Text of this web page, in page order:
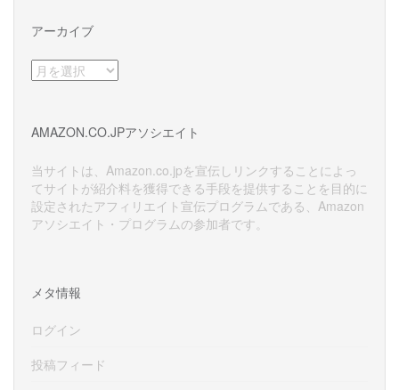
アーカイブ
ア
ー
ブ
AMAZON.CO.JPアソシエイト
当サイトは、Amazon.co.jpを宣伝しリンクすることによっ
てサイトが紹介料を獲得できる手段を提供することを目的に
設定されたアフィリエイト宣伝プログラムである、Amazon
アソシエイト・プログラムの参加者です。
メタ情報
ログイン
投稿フィード